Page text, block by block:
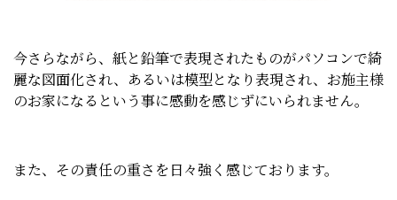
今さらながら、紙と鉛筆で表現されたものがパソコンで綺
麗な図面化され、あるいは模型となり表現され、お施主様
のお家になるという事に感動を感じずにいられません。
また、その責任の重さを日々強く感じております。